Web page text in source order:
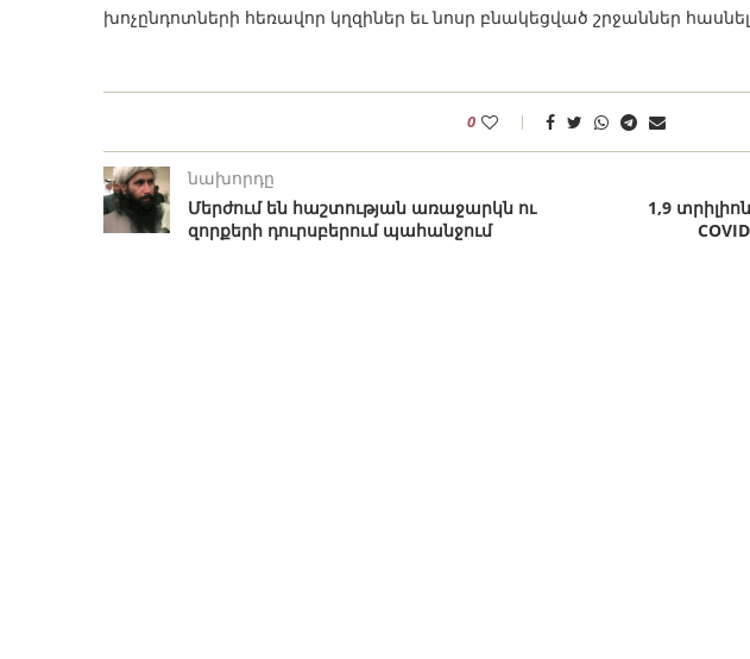
խոչընդոտների հեռավոր կղզիներ եւ նոսր բնակեցված շրջաններ
0
նախորդը
Մերժում են հաշտության առաջարկն ու
զորքերի դուրսբերում պահանջում
1,9